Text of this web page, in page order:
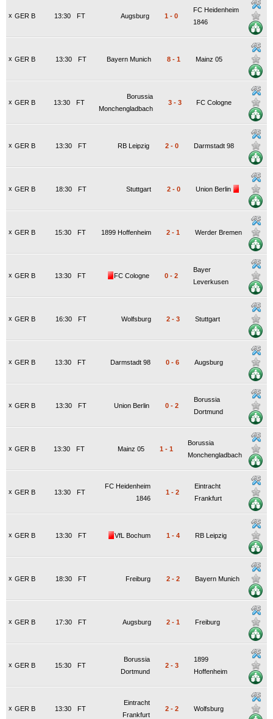
x GER B FT
13:30 Augsburg 1 - 0
FC Heidenheim
1846
x GER B FT
13:30 Bayern Munich 8 - 1 Mainz 05
x GER B FT
13:30
Borussia
Monchengladbach
3 - 3 FC Cologne
x GER B FT
13:30 RB Leipzig 2 - 0 Darmstadt 98
x GER B FT
18:30 Stuttgart 2 - 0 Union Berlin
x GER B FT
15:30 1899 Hoffenheim 2 - 1 Werder Bremen
x GER B FT
13:30 FC Cologne 0 - 2
Bayer
Leverkusen
x GER B FT
16:30 Wolfsburg 2 - 3 Stuttgart
x GER B FT
13:30 Darmstadt 98 0 - 6 Augsburg
x GER B FT
13:30 Union Berlin 0 - 2
Borussia
Dortmund
x GER B FT
13:30 Mainz 05 1 - 1
Borussia
Monchengladbach
x GER B FT
13:30
FC Heidenheim
1846
1 - 2
Eintracht
Frankfurt
x GER B FT
13:30 VfL Bochum 1 - 4 RB Leipzig
x GER B FT
18:30 Freiburg 2 - 2 Bayern Munich
x GER B FT
17:30 Augsburg 2 - 1 Freiburg
x GER B FT
15:30
Borussia
Dortmund
2 - 3
1899
Hoffenheim
x GER B FT
13:30
Eintracht
Frankfurt
2 - 2 Wolfsburg